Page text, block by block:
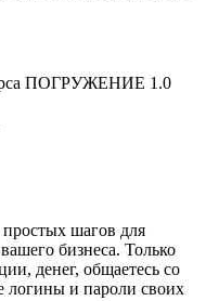
ПОГРУЖЕНИЕ 1.0
шагов для
бизнеса. Только
денег, общаетесь со
логины и пароли своих